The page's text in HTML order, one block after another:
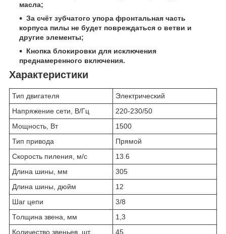
масла;
За счёт зубчатого упора фронтальная часть
корпуса пилы не будет повреждаться о ветви и
другие элементы;
Кнопка блокировки для исключения
преднамеренного включения.
Характеристики
Тип двигателя
Электрический
Напряжение сети, В/Гц
220-230/50
Мощность, Вт
1500
Тип привода
Прямой
Скорость пиления, м/с
13.6
Длина шины, мм
305
Длина шины, дюйм
12
Шаг цепи
3/8
Толщина звена, мм
1,3
Количество звеньев, шт.
45